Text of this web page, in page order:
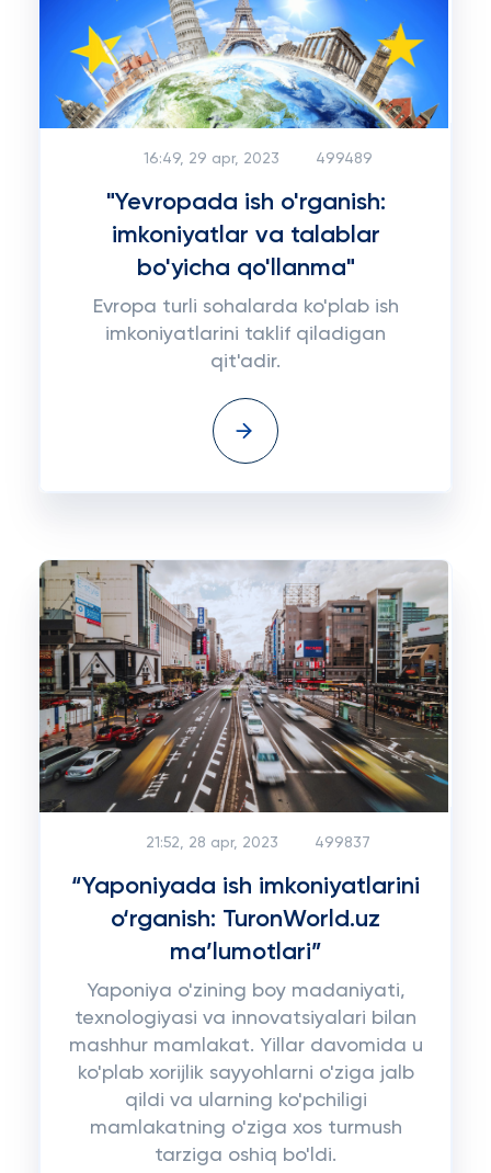
16:49, 29 apr, 2023 499489
"Yevropada ish o'rganish:
imkoniyatlar va talablar
bo'yicha qo'llanma"
Evropa turli sohalarda ko'plab ish
imkoniyatlarini taklif qiladigan
qit'adir.
21:52, 28 apr, 2023 499837
“Yaponiyada ish imkoniyatlarini
o‘rganish: TuronWorld.uz
ma’lumotlari”
Yaponiya o'zining boy madaniyati,
texnologiyasi va innovatsiyalari bilan
mashhur mamlakat. Yillar davomida u
ko'plab xorijlik sayyohlarni o'ziga jalb
qildi va ularning ko'pchiligi
mamlakatning o'ziga xos turmush
tarziga oshiq bo'ldi.